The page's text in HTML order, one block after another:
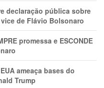
declaração pública sobre
de Flávio Bolsonaro
promessa e ESCONDE
ameaça bases do
Trump